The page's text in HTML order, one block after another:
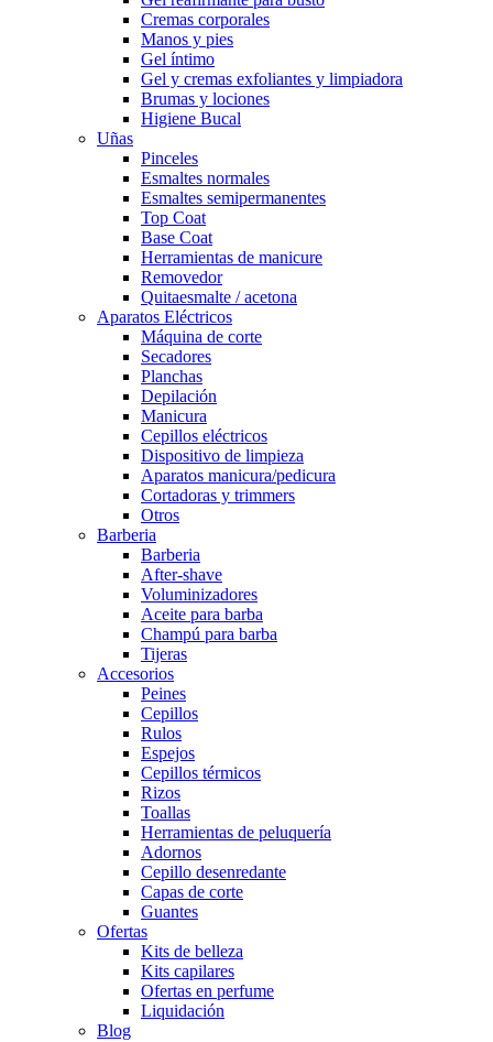
Cremas corporales
Manos y pies
Gel íntimo
Gel y cremas exfoliantes y limpiadora
Brumas y lociones
Higiene Bucal
Uñas
Pinceles
Esmaltes normales
Esmaltes semipermanentes
Top Coat
Base Coat
Herramientas de manicure
Removedor
Quitaesmalte / acetona
Aparatos Eléctricos
Máquina de corte
Secadores
Planchas
Depilación
Manicura
Cepillos eléctricos
Dispositivo de limpieza
Aparatos manicura/pedicura
Cortadoras y trimmers
Otros
Barberia
Barberia
After-shave
Voluminizadores
Aceite para barba
Champú para barba
Tijeras
Accesorios
Peines
Cepillos
Rulos
Espejos
Cepillos térmicos
Rizos
Toallas
Herramientas de peluquería
Adornos
Cepillo desenredante
Capas de corte
Guantes
Ofertas
Kits de belleza
Kits capilares
Ofertas en perfume
Liquidación
Blog